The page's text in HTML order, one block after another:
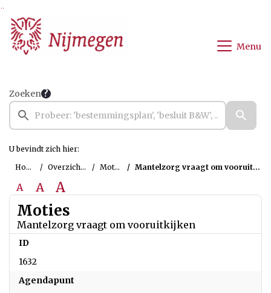
Menu
Zoeken
U bevindt zich hier:
Home
Overzichten Moties Mantelzorg vraagt om vooruitkijken
A A A
Moties
Mantelzorg vraagt om vooruitkijken
ID
1632
Agendapunt